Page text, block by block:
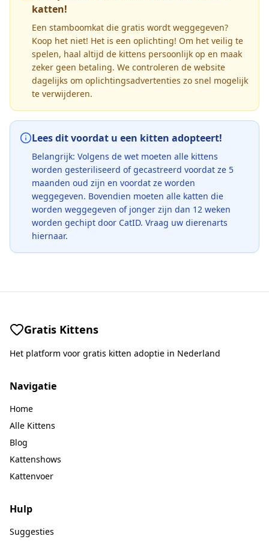
katten!
Een stamboomkat die gratis wordt weggegeven?
Koop het niet! Het is een oplichting! Om het veilig te
spelen, haal altijd de kittens persoonlijk op en maak
zeker geen betaling. We controleren de website
dagelijks om oplichtingsadvertenties zo snel mogelijk
te verwijderen.
Lees dit voordat u een kitten adopteert!
Belangrijk: Volgens de wet moeten alle kittens
worden gesteriliseerd of gecastreerd voordat ze 5
maanden oud zijn en voordat ze worden
weggegeven. Bovendien moeten alle katten die
worden weggegeven of jonger zijn dan 12 weken
worden gechipt door CatID. Vraag uw dierenarts
hiernaar.
Gratis Kittens
Het platform voor gratis kitten adoptie in Nederland
Navigatie
Home
Alle Kittens
Blog
Kattenshows
Kattenvoer
Hulp
Suggesties